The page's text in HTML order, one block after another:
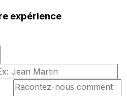
expérience